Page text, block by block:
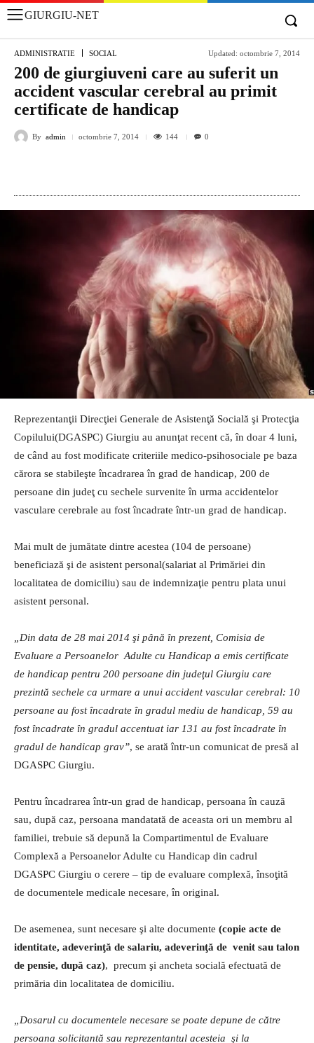
GIURGIU-NET
ADMINISTRATIE SOCIAL Updated: octombrie 7, 2014
200 de giurgiuveni care au suferit un
accident vascular cerebral au primit
certificate de handicap
By admin octombrie 7, 2014 144 0
Reprezentanţii Direcţiei Generale de Asistenţă Socială şi Protecţia
Copilului(DGASPC) Giurgiu au anunţat recent că, în doar 4 luni,
de când au fost modificate criteriile medico-psihosociale pe baza
cărora se stabileşte încadrarea în grad de handicap, 200 de
persoane din judeţ cu sechele survenite în urma accidentelor
vasculare cerebrale au fost încadrate într-un grad de handicap.
Mai mult de jumătate dintre acestea (104 de persoane)
beneficiază şi de asistent personal(salariat al Primăriei din
localitatea de domiciliu) sau de indemnizaţie pentru plata unui
asistent personal.
„Din data de 28 mai 2014 şi până în prezent, Comisia de
Evaluare a Persoanelor Adulte cu Handicap a emis certificate
de handicap pentru 200 persoane din judeţul Giurgiu care
prezintă sechele ca urmare a unui accident vascular cerebral: 10
persoane au fost încadrate în gradul mediu de handicap, 59 au
fost încadrate în gradul accentuat iar 131 au fost încadrate în
gradul de handicap grav”, se arată într-un comunicat de presă al
DGASPC Giurgiu.
Pentru încadrarea într-un grad de handicap, persoana în cauză
sau, după caz, persoana mandatată de aceasta ori un membru al
familiei, trebuie să depună la Compartimentul de Evaluare
Complexă a Persoanelor Adulte cu Handicap din cadrul
DGASPC Giurgiu o cerere – tip de evaluare complexă, însoţită
de documentele medicale necesare, în original.
De asemenea, sunt necesare şi alte documente (copie acte de
identitate, adeverinţă de salariu, adeverinţă de venit sau talon
de pensie, după caz), precum şi ancheta socială efectuată de
primăria din localitatea de domiciliu.
„Dosarul cu documentele necesare se poate depune de către
persoana solicitantă sau reprezentantul acesteia şi la